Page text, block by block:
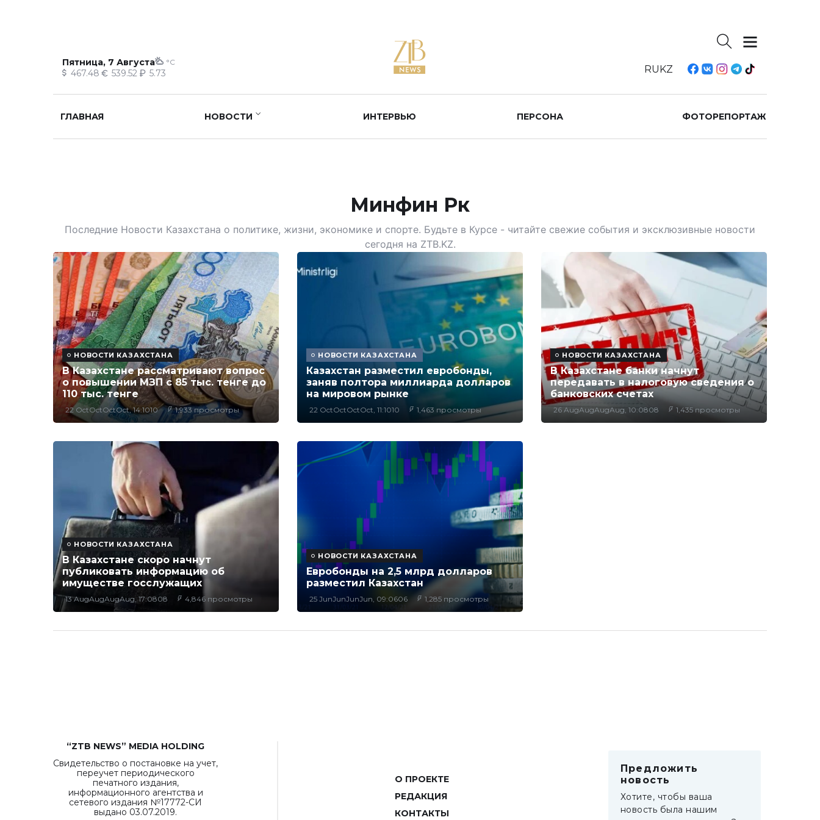
Пятница, 7 Августа °C
467.48 539.52 5.73 RUKZ
ГЛАВНАЯ НОВОСТИ ИНТЕРВЬЮ ПЕРСОНА ФОТОРЕПОРТАЖ
Минфин Рк
Последние Новости Казахстана о политике, жизни, экономике и спорте. Будьте в Курсе - читайте свежие события и эксклюзивные новости
сегодня на ZTB.KZ.
НОВОСТИ КАЗАХСТАНА
В Казахстане рассматривают вопрос
о повышении МЗП с 85 тыс. тенге до
110 тыс. тенге
22 OctOctOctOct, 14:1010 1,933 просмотры
НОВОСТИ КАЗАХСТАНА
Казахстан разместил евробонды,
заняв полтора миллиарда долларов
на мировом рынке
22 OctOctOctOct, 11:1010 1,463 просмотры
НОВОСТИ КАЗАХСТАНА
В Казахстане банки начнут
передавать в налоговую сведения о
банковских счетах
26 AugAugAugAug, 10:0808 1,435 просмотры
НОВОСТИ КАЗАХСТАНА
В Казахстане скоро начнут
публиковать информацию об
имуществе госслужащих
13 AugAugAugAug, 17:0808 4,846 просмотры
НОВОСТИ КАЗАХСТАНА
Евробонды на 2,5 млрд долларов
разместил Казахстан
25 JunJunJunJun, 09:0606 1,285 просмотры
“ZTB NEWS” MEDIA HOLDING
Свидетельство о постановке на учет,
переучет периодического
печатного издания,
информационного агентства и
сетевого издания №17772-СИ
выдано 03.07.2019.
О ПРОЕКТЕ
РЕДАКЦИЯ
КОНТАКТЫ
Предложить
новость
Хотите, чтобы ваша
новость была нашим